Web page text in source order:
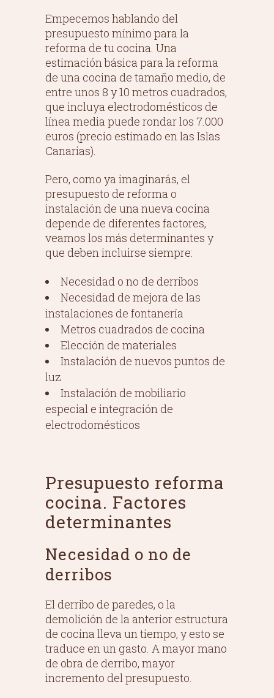
Empecemos hablando del
presupuesto mínimo para la
reforma de tu cocina. Una
estimación básica para la reforma
de una cocina de tamaño medio, de
entre unos 8 y 10 metros cuadrados,
que incluya electrodomésticos de
línea media puede rondar los 7.000
euros (precio estimado en las Islas
Canarias).
Pero, como ya imaginarás, el
presupuesto de reforma o
instalación de una nueva cocina
depende de diferentes factores,
veamos los más determinantes y
que deben incluirse siempre:
Necesidad o no de derribos
Necesidad de mejora de las
instalaciones de fontanería
Metros cuadrados de cocina
Elección de materiales
Instalación de nuevos puntos de
luz
Instalación de mobiliario
especial e integración de
electrodomésticos
Presupuesto reforma
cocina. Factores
determinantes
Necesidad o no de
derribos
El derribo de paredes, o la
demolición de la anterior estructura
de cocina lleva un tiempo, y esto se
traduce en un gasto. A mayor mano
de obra de derribo, mayor
incremento del presupuesto.